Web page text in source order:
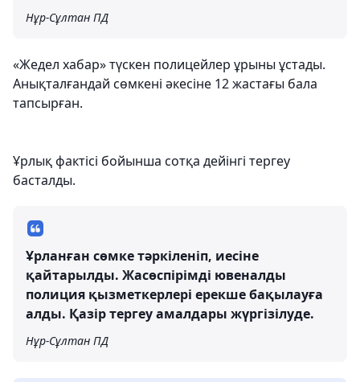
Нұр-Сұлтан ПД
«Жедел хабар» түскен полицейлер ұрыны ұстады.
Анықталғандай сөмкені әкесіне 12 жастағы бала
тапсырған.
Ұрлық фактісі бойынша сотқа дейінгі тергеу
басталды.
Ұрланған сөмке тәркіленіп, иесіне
қайтарылды. Жасөспірімді ювеналды
полиция қызметкерлері ерекше бақылауға
алды. Қазір тергеу амалдары жүргізілуде.
Нұр-Сұлтан ПД